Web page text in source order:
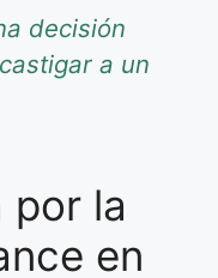
decisión
a un
por la
en